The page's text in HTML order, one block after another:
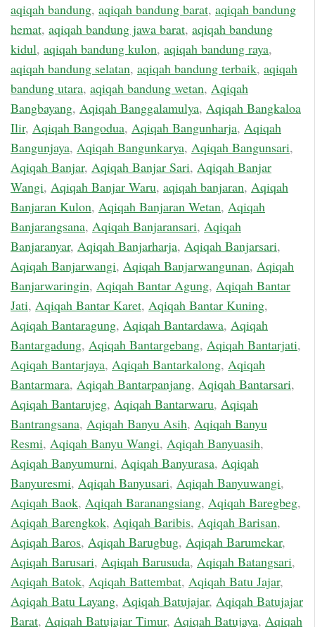
aqiqah bandung, aqiqah bandung barat, aqiqah bandung
hemat, aqiqah bandung jawa barat, aqiqah bandung
kidul, aqiqah bandung kulon, aqiqah bandung raya,
aqiqah bandung selatan, aqiqah bandung terbaik, aqiqah
bandung utara, aqiqah bandung wetan, Aqiqah
Bangbayang, Aqiqah Banggalamulya, Aqiqah Bangkaloa
Ilir, Aqiqah Bangodua, Aqiqah Bangunharja, Aqiqah
Bangunjaya, Aqiqah Bangunkarya, Aqiqah Bangunsari,
Aqiqah Banjar, Aqiqah Banjar Sari, Aqiqah Banjar
Wangi, Aqiqah Banjar Waru, aqiqah banjaran, Aqiqah
Banjaran Kulon, Aqiqah Banjaran Wetan, Aqiqah
Banjarangsana, Aqiqah Banjaransari, Aqiqah
Banjaranyar, Aqiqah Banjarharja, Aqiqah Banjarsari,
Aqiqah Banjarwangi, Aqiqah Banjarwangunan, Aqiqah
Banjarwaringin, Aqiqah Bantar Agung, Aqiqah Bantar
Jati, Aqiqah Bantar Karet, Aqiqah Bantar Kuning,
Aqiqah Bantaragung, Aqiqah Bantardawa, Aqiqah
Bantargadung, Aqiqah Bantargebang, Aqiqah Bantarjati,
Aqiqah Bantarjaya, Aqiqah Bantarkalong, Aqiqah
Bantarmara, Aqiqah Bantarpanjang, Aqiqah Bantarsari,
Aqiqah Bantarujeg, Aqiqah Bantarwaru, Aqiqah
Bantrangsana, Aqiqah Banyu Asih, Aqiqah Banyu
Resmi, Aqiqah Banyu Wangi, Aqiqah Banyuasih,
Aqiqah Banyumurni, Aqiqah Banyurasa, Aqiqah
Banyuresmi, Aqiqah Banyusari, Aqiqah Banyuwangi,
Aqiqah Baok, Aqiqah Baranangsiang, Aqiqah Baregbeg,
Aqiqah Barengkok, Aqiqah Baribis, Aqiqah Barisan,
Aqiqah Baros, Aqiqah Barugbug, Aqiqah Barumekar,
Aqiqah Barusari, Aqiqah Barusuda, Aqiqah Batangsari,
Aqiqah Batok, Aqiqah Battembat, Aqiqah Batu Jajar,
Aqiqah Batu Layang, Aqiqah Batujajar, Aqiqah Batujajar
Barat, Aqiqah Batujajar Timur, Aqiqah Batujaya, Aqiqah